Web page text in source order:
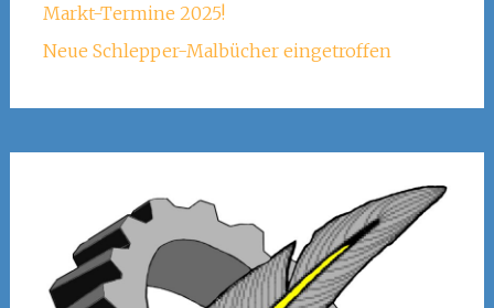
Markt-Termine 2025!
Neue Schlepper-Malbücher eingetroffen